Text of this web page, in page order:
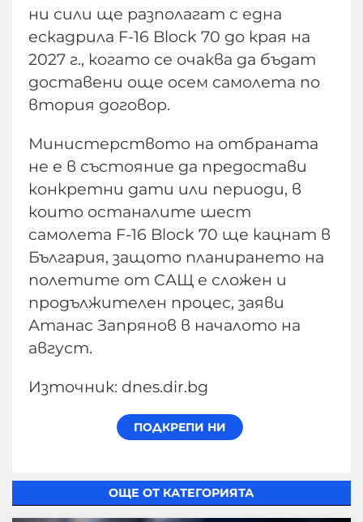
ни сили ще разполагат с една
ескадрила F-16 Block 70 до края на
2027 г., когато се очаква да бъдат
доставени още осем самолета по
втория договор.
Министерството на отбраната
не е в състояние да предостави
конкретни дати или периоди, в
които останалите шест
самолета F-16 Block 70 ще кацнат в
България, защото планирането на
полетите от САЩ е сложен и
продължителен процес, заяви
Атанас Запрянов в началото на
август.
Източник: dnes.dir.bg
ОЩЕ ОТ КАТЕГОРИЯТА